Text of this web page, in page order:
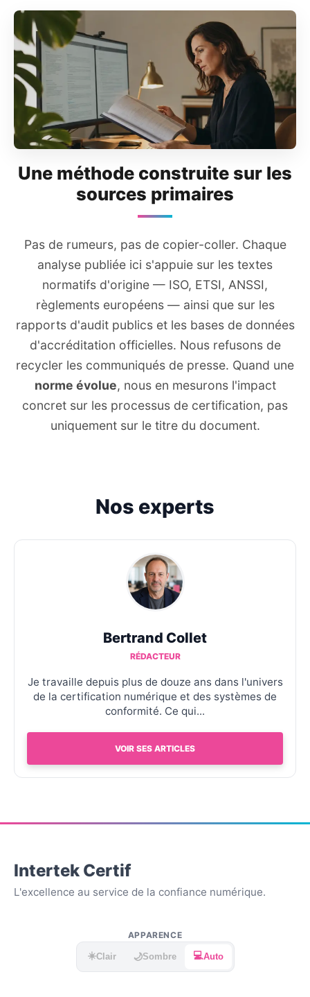
Une méthode construite sur les
sources primaires
Pas de rumeurs, pas de copier-coller. Chaque
analyse publiée ici s'appuie sur les textes
normatifs d'origine — ISO, ETSI, ANSSI,
règlements européens — ainsi que sur les
rapports d'audit publics et les bases de données
d'accréditation officielles. Nous refusons de
recycler les communiqués de presse. Quand une
norme évolue, nous en mesurons l'impact
concret sur les processus de certification, pas
uniquement sur le titre du document.
Nos experts
Bertrand Collet
RÉDACTEUR
Je travaille depuis plus de douze ans dans l'univers
de la certification numérique et des systèmes de
conformité. Ce qui...
VOIR SES ARTICLES
Intertek Certif
L'excellence au service de la confiance numérique.
APPARENCE
☀️Clair 🌙Sombre 💻Auto